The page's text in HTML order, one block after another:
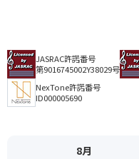
JASRAC許諾番号
第9016745002Y38029号
NexTone許諾番号
ID000005690
8月